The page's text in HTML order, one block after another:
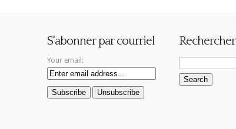
S'abonner par courriel
Your email:
Rechercher